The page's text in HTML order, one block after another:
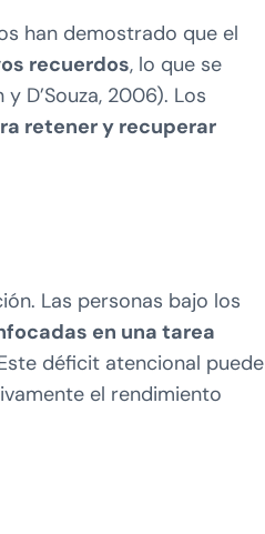
han demostrado que el
recuerdos, lo que se
D’Souza, 2006). Los
retener y recuperar
Las personas bajo los
en una tarea
déficit atencional puede
el rendimiento